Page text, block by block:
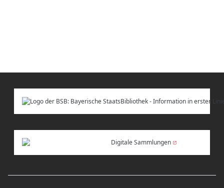
Digitale Sammlungen